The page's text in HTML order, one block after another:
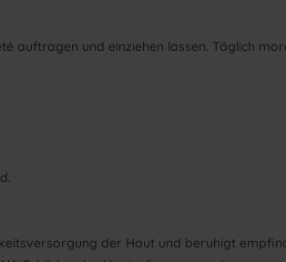
auftragen und einziehen lassen. Täglich
der Haut und beruhigt